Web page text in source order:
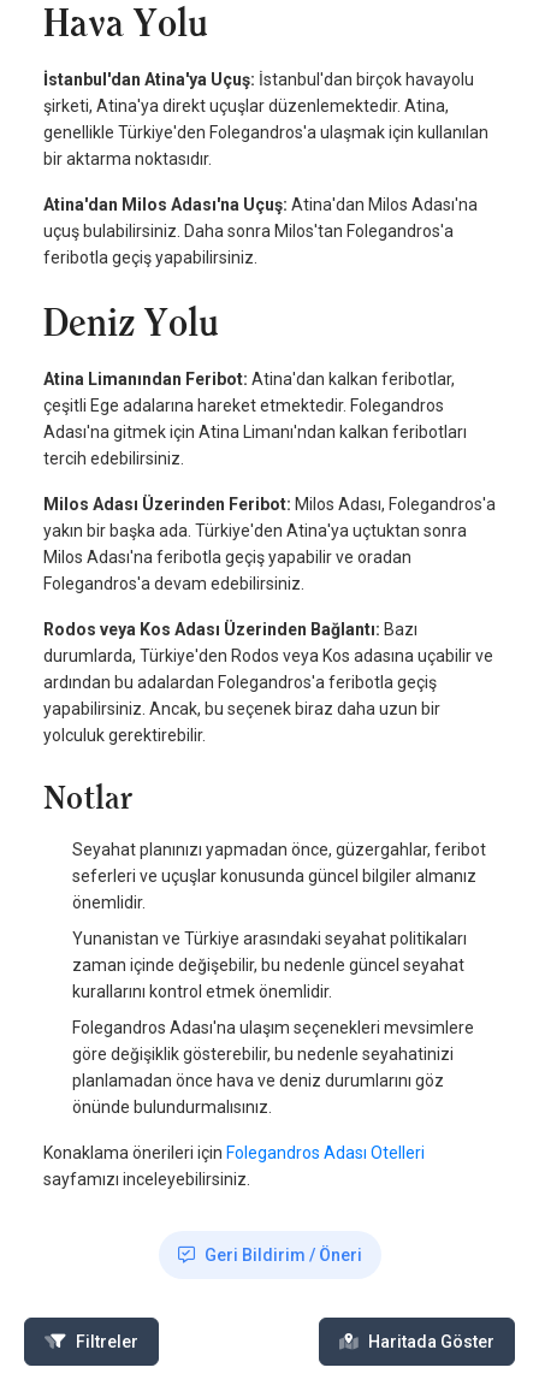
Hava Yolu
İstanbul'dan Atina'ya Uçuş: İstanbul'dan birçok havayolu
şirketi, Atina'ya direkt uçuşlar düzenlemektedir. Atina,
genellikle Türkiye'den Folegandros'a ulaşmak için kullanılan
bir aktarma noktasıdır.
Atina'dan Milos Adası'na Uçuş: Atina'dan Milos Adası'na
uçuş bulabilirsiniz. Daha sonra Milos'tan Folegandros'a
feribotla geçiş yapabilirsiniz.
Deniz Yolu
Atina Limanından Feribot: Atina'dan kalkan feribotlar,
çeşitli Ege adalarına hareket etmektedir. Folegandros
Adası'na gitmek için Atina Limanı'ndan kalkan feribotları
tercih edebilirsiniz.
Milos Adası Üzerinden Feribot: Milos Adası, Folegandros'a
yakın bir başka ada. Türkiye'den Atina'ya uçtuktan sonra
Milos Adası'na feribotla geçiş yapabilir ve oradan
Folegandros'a devam edebilirsiniz.
Rodos veya Kos Adası Üzerinden Bağlantı: Bazı
durumlarda, Türkiye'den Rodos veya Kos adasına uçabilir ve
ardından bu adalardan Folegandros'a feribotla geçiş
yapabilirsiniz. Ancak, bu seçenek biraz daha uzun bir
yolculuk gerektirebilir.
Notlar
Seyahat planınızı yapmadan önce, güzergahlar, feribot
seferleri ve uçuşlar konusunda güncel bilgiler almanız
önemlidir.
Yunanistan ve Türkiye arasındaki seyahat politikaları
zaman içinde değişebilir, bu nedenle güncel seyahat
kurallarını kontrol etmek önemlidir.
Folegandros Adası'na ulaşım seçenekleri mevsimlere
göre değişiklik gösterebilir, bu nedenle seyahatinizi
planlamadan önce hava ve deniz durumlarını göz
önünde bulundurmalısınız.
Konaklama önerileri için Folegandros Adası Otelleri
sayfamızı inceleyebilirsiniz.
Geri Bildirim / Öneri
Filtreler Haritada Göster